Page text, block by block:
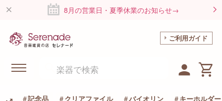
8月の営業日・夏季休業のお知らせ→
ご利用ガイド
記念品 クリアファイル バイオリン キーホルダー